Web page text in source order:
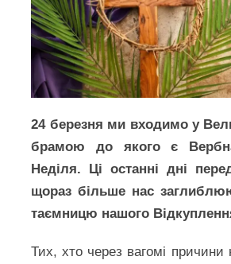
24 березня ми входимо у
брамою до якого є
Неділя. Ці останні дні
щораз більше нас
таємницю нашого
Тих, хто через вагомі